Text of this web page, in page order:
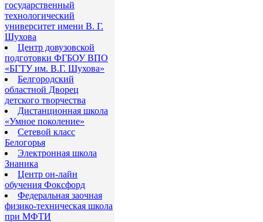
государственный
технологический
университет имени В. Г.
Шухова
Центр довузовской
подготовки ФГБОУ ВПО
«БГТУ им. В.Г. Шухова»
Белгородский
областной Дворец
детского творчества
Дистанционная школа
«Умное поколение»
Сетевой класс
Белогорья
Электронная школа
Знаника
Центр он-лайн
обучения Фоксфорд
Федеральная заочная
физико-техническая школа
при МФТИ